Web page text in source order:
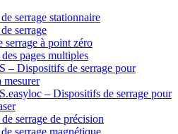
serrage stationnaire
serrage
serrage à point zéro
pages multiples
– Dispositifs de serrage pour
mesurer
– Dispositifs de serrage pour
serrage de précision
serrage magnétique